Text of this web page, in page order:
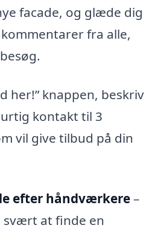
facade, og glæde dig
fra alle,
her!” knappen, beskriv
kontakt til 3
vil give tilbud på din
efter håndværkere–
svært at finde en